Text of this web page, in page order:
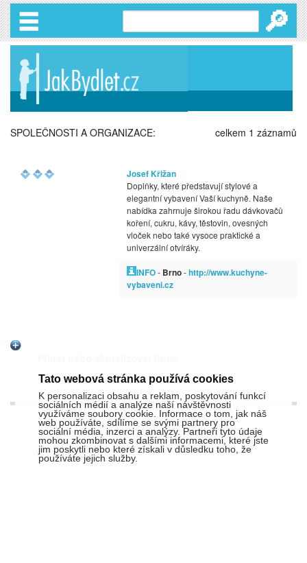
🔎
celkem 1 záznamů
SPOLEČNOSTI A ORGANIZACE:
Josef Křižan
Doplňky, které představují stylové a
elegantní vybavení Vaší kuchyně. Naše
nabídka zahrnuje širokou řadu dávkovačů
koření, cukru, kávy, těstovin, ovesných
vloček nebo také vysoce praktické a
univerzální otvíráky.
INFO- Brno-http://www.kuchyne-
vybaveni.cz
Tato webová stránka používá cookies
K personalizaci obsahu a reklam, poskytování funkcí
sociálních médií a analýze naší návštěvnosti
využíváme soubory cookie. Informace o tom, jak náš
web používáte, sdílíme se svými partnery pro
sociální média, inzerci a analýzy. Partneři tyto údaje
mohou zkombinovat s dalšími informacemi, které jste
jim poskytli nebo které získali v důsledku toho, že
používáte jejich služby.